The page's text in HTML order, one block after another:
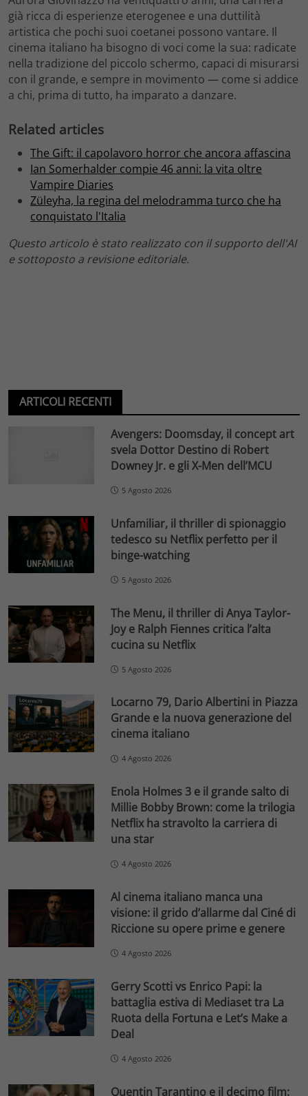
già ricca di esperienze eterogenee e una duttilità
artistica che pochi suoi coetanei possono vantare. Il
cinema italiano ha bisogno di voci come la sua: radicate
nella tradizione del piccolo schermo, capaci di misurarsi
con il grande, e sempre in movimento — come si addice
a chi, prima di tutto, ha imparato a danzare.
Related articles
The Gift: il capolavoro horror che ancora affascina
Ian Somerhalder compie 46 anni: la vita oltre
Vampire Diaries
Züleyha, la regina del melodramma turco che ha
conquistato l'Italia
Questo articolo è stato realizzato con il supporto dell'AI
e sottoposto a revisione editoriale.
ARTICOLI RECENTI
Avengers: Doomsday, il concept art
svela Dottor Destino di Robert
Downey Jr. e gli X-Men dell’MCU
5 Agosto 2026
Unfamiliar, il thriller di spionaggio
tedesco su Netflix perfetto per il
binge-watching
5 Agosto 2026
The Menu, il thriller di Anya Taylor-
Joy e Ralph Fiennes critica l’alta
cucina su Netflix
5 Agosto 2026
Locarno 79, Dario Albertini in Piazza
Grande e la nuova generazione del
cinema italiano
4 Agosto 2026
Enola Holmes 3 e il grande salto di
Millie Bobby Brown: come la trilogia
Netflix ha stravolto la carriera di
una star
4 Agosto 2026
Al cinema italiano manca una
visione: il grido d’allarme dal Ciné di
Riccione su opere prime e genere
4 Agosto 2026
Gerry Scotti vs Enrico Papi: la
battaglia estiva di Mediaset tra La
Ruota della Fortuna e Let’s Make a
Deal
4 Agosto 2026
Quentin Tarantino e il decimo film: